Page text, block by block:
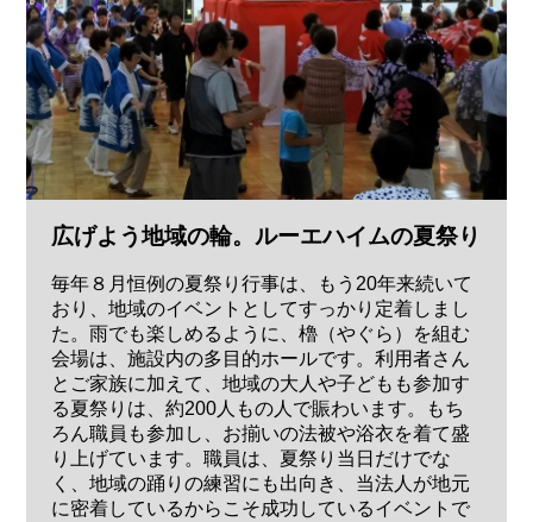
広げよう地域の輪。ルーエハイムの夏祭り
毎年８月恒例の夏祭り行事は、もう20年来続いて
おり、地域のイベントとしてすっかり定着しまし
た。雨でも楽しめるように、櫓（やぐら）を組む
会場は、施設内の多目的ホールです。利用者さん
とご家族に加えて、地域の大人や子どもも参加す
る夏祭りは、約200人もの人で賑わいます。もち
ろん職員も参加し、お揃いの法被や浴衣を着て盛
り上げています。職員は、夏祭り当日だけでな
く、地域の踊りの練習にも出向き、当法人が地元
に密着しているからこそ成功しているイベントで